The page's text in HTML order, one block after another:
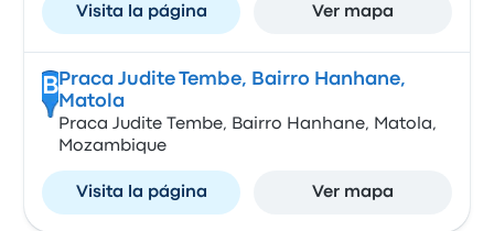
Visita la página Ver mapa
B Praca Judite Tembe, Bairro Hanhane,
Matola
Praca Judite Tembe, Bairro Hanhane, Matola,
Mozambique
Visita la página Ver mapa